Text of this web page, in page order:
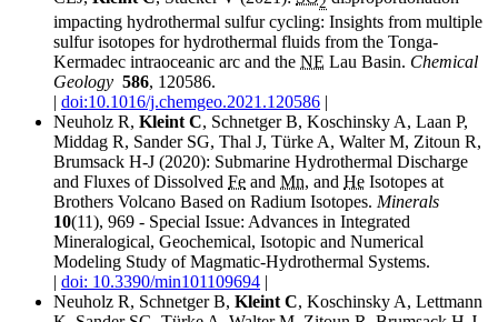
impacting hydrothermal sulfur cycling: Insights from multiple
sulfur isotopes for hydrothermal fluids from the Tonga-
Kermadec intraoceanic arc and the NE Lau Basin. Chemical
Geology 586, 120586.
| doi:10.1016/j.chemgeo.2021.120586 |
Neuholz R, Kleint C, Schnetger B, Koschinsky A, Laan P,
Middag R, Sander SG, Thal J, Türke A, Walter M, Zitoun R,
Brumsack H-J (2020): Submarine Hydrothermal Discharge
and Fluxes of Dissolved Fe and Mn, and He Isotopes at
Brothers Volcano Based on Radium Isotopes. Minerals
10(11), 969 - Special Issue: Advances in Integrated
Mineralogical, Geochemical, Isotopic and Numerical
Modeling Study of Magmatic-Hydrothermal Systems.
| doi: 10.3390/min101109694 |
Neuholz R, Schnetger B, Kleint C, Koschinsky A, Lettmann